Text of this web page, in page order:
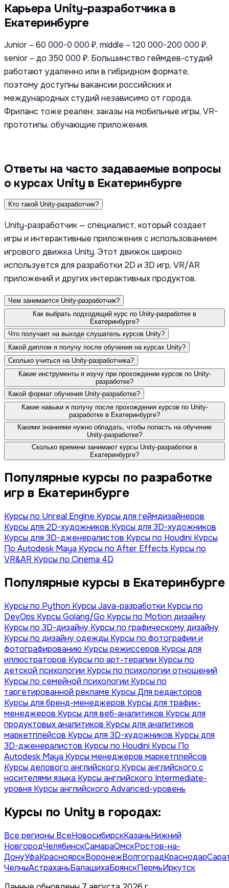
Карьера Unity-разработчика в
Екатеринбурге
Junior – 60 000-0 000 ₽, middle – 120 000-200 000 ₽,
senior – до 350 000 ₽. Большинство геймдев-студий
работают удаленно или в гибридном формате,
поэтому доступны вакансии российских и
международных студий независимо от города.
Фриланс тоже реален: заказы на мобильные игры, VR-
прототипы, обучающие приложения.
Ответы на часто задаваемые вопросы
о курсах Unity в Екатеринбурге
Кто такой Unity-разработчик?
Unity-разработчик — специалист, который создает
игры и интерактивные приложения с использованием
игрового движка Unity. Этот движок широко
используется для разработки 2D и 3D игр, VR/AR
приложений и других интерактивных продуктов.
Чем занимается Unity-разработчик?
Как выбрать подходящий курс по Unity-разработке в
Екатеринбурге?
Что получает на выходе слушатель курсов Unity?
Какой диплом я получу после обучения на курсах Unity?
Сколько учиться на Unity-разработчика?
Какие инструменты я изучу при прохождении курсов по Unity-
разработке?
Какой формат обучения Unity-разработке?
Какие навыки я получу после прохождения курсов по Unity-
разработке в Екатеринбурге?
Какими знаниями нужно обладать, чтобы попасть на обучение
Unity-разработке?
Сколько времени занимают курсы Unity-разработки в
Екатеринбурге?
Популярные курсы по разработке
игр в Екатеринбурге
Курсы по Unreal Engine Курсы для геймдизайнеров
Курсы для 2D-художников Курсы для 3D-художников
Курсы для 3D-дженералистов Курсы по Houdini Курсы
По Autodesk Maya Курсы по After Effects Курсы по
VR&AR Курсы по Cinema 4D
Популярные курсы в Екатеринбурге
Курсы по Python Курсы Java-разработки Курсы по
DevOps Курсы Golang/Go Курсы по Motion дизайну
Курсы по 3D-дизайну Курсы по графическому дизайну
Курсы по дизайну одежды Курсы по фотографии и
фотографированию Курсы режиссеров Курсы для
иллюстраторов Курсы по арт-терапии Курсы по
детской психологии Курсы по психологии отношений
Курсы по семейной психологии Курсы по
таргетированной рекламе Курсы Для редакторов
Курсы для бренд-менеджеров Курсы для трафик-
менеджеров Курсы для веб-аналитиков Курсы для
продуктовых аналитиков Курсы для аналитиков
маркетплейсов Курсы для 3D-художников Курсы для
3D-дженералистов Курсы по Houdini Курсы По
Autodesk Maya Курсы менеджеров маркетплейсов
Курсы делового английского Курсы английского с
носителями языка Курсы английского Intermediate-
уровня Курсы английского Advanced-уровень
Курсы по Unity в городах:
Все регионы ВсеНовосибирскКазаньНижний
НовгородЧелябинскСамараОмскРостов-на-
ДонуУфаКрасноярскВоронежВолгоградКраснодар
ЧелныАстраханьБалашихаБрянскПермьИркутск